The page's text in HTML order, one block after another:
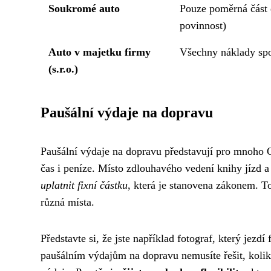
Soukromé auto
Pouze poměrná
povinnost)
Auto v majetku firmy
(s.r.o.)
Všechny náklady
Paušální výdaje na dopravu
Paušální výdaje na dopravu představují pro mnoho
čas i peníze. Místo zdlouhavého vedení knihy jízd
uplatnit fixní částku, která je stanovena zákonem.
různá místa.
Představte si, že jste například fotograf, který
paušálním výdajům na dopravu nemusíte řešit,